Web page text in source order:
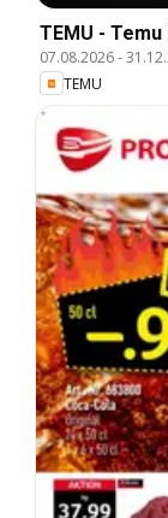
TEMU -
07.08.2026-
TEMU